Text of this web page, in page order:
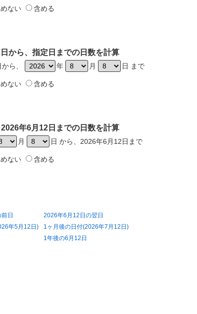
ない 含める
から、指定日までの日数を計算
ら、 年 月 日 まで
ない 含める
年6月12日までの日数を計算
月 日 から、2026年6月12日まで
ない 含める
日
2026年6月12日の翌日
年5月12日)
1ヶ月後の日付(2026年7月12日)
1年後の6月12日